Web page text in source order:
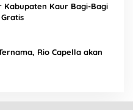
Kabupaten Kaur Bagi-Bagi
Rio Capella akan